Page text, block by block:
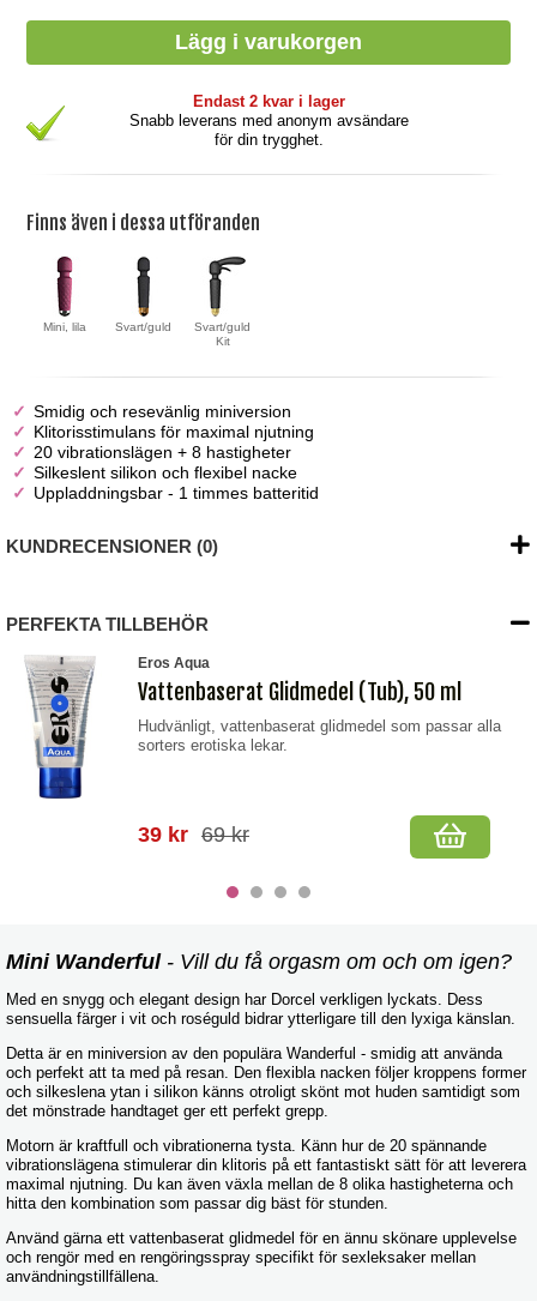
Endast 2 kvar i lager
Snabb leverans med anonym avsändare
för din trygghet.
Finns även i dessa utföranden
Mini, lila Svart/guld
Svart/guld
Kit
Smidig och resevänlig miniversion
Klitorisstimulans för maximal njutning
20 vibrationslägen + 8 hastigheter
Silkeslent silikon och flexibel nacke
Uppladdningsbar - 1 timmes batteritid
KUNDRECENSIONER (0)
PERFEKTA TILLBEHÖR
Eros Aqua
Vattenbaserat Glidmedel (Tub), 50 ml
Hudvänligt, vattenbaserat glidmedel som passar alla
sorters erotiska lekar.
39 kr 69 kr
Mini Wanderful- Vill du få orgasm om och om igen?
Med en snygg och elegant design har Dorcel verkligen lyckats. Dess
sensuella färger i vit och roséguld bidrar ytterligare till den lyxiga känslan.
Detta är en miniversion av den populära Wanderful - smidig att använda
och perfekt att ta med på resan. Den flexibla nacken följer kroppens former
och silkeslena ytan i silikon känns otroligt skönt mot huden samtidigt som
det mönstrade handtaget ger ett perfekt grepp.
Motorn är kraftfull och vibrationerna tysta. Känn hur de 20 spännande
vibrationslägena stimulerar din klitoris på ett fantastiskt sätt för att leverera
maximal njutning. Du kan även växla mellan de 8 olika hastigheterna och
hitta den kombination som passar dig bäst för stunden.
Använd gärna ett vattenbaserat glidmedel för en ännu skönare upplevelse
och rengör med en rengöringsspray specifikt för sexleksaker mellan
användningstillfällena.